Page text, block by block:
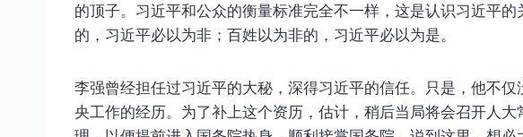
的顶子。习近平和公众的衡量标准完全不一样，这是认识习近平
的，习近平必以为非；百姓以为非的，习近平必以为是。
李强曾经担任过习近平的大秘，深得习近平的信任。只是，他不
央工作的经历。为了补上这个资历，估计，稍后当局将会召开人